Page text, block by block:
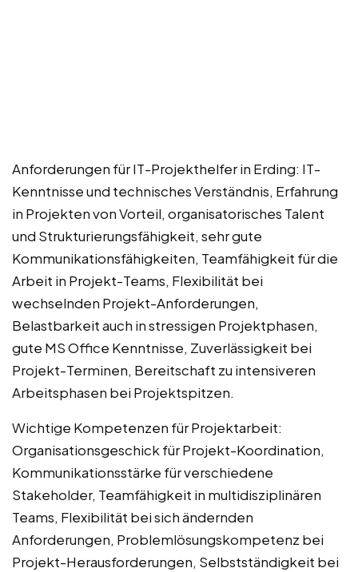
Anforderungen für IT-Projekthelfer in Erding: IT-
Kenntnisse und technisches Verständnis, Erfahrung
in Projekten von Vorteil, organisatorisches Talent
und Strukturierungsfähigkeit, sehr gute
Kommunikationsfähigkeiten, Teamfähigkeit für die
Arbeit in Projekt-Teams, Flexibilität bei
wechselnden Projekt-Anforderungen,
Belastbarkeit auch in stressigen Projektphasen,
gute MS Office Kenntnisse, Zuverlässigkeit bei
Projekt-Terminen, Bereitschaft zu intensiveren
Arbeitsphasen bei Projektspitzen.
Wichtige Kompetenzen für Projektarbeit:
Organisationsgeschick für Projekt-Koordination,
Kommunikationsstärke für verschiedene
Stakeholder, Teamfähigkeit in multidisziplinären
Teams, Flexibilität bei sich ändernden
Anforderungen, Problemlösungskompetenz bei
Projekt-Herausforderungen, Selbstständigkeit bei